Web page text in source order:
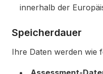
innerhalb der
Speicherdauer
Ihre Daten werden wie